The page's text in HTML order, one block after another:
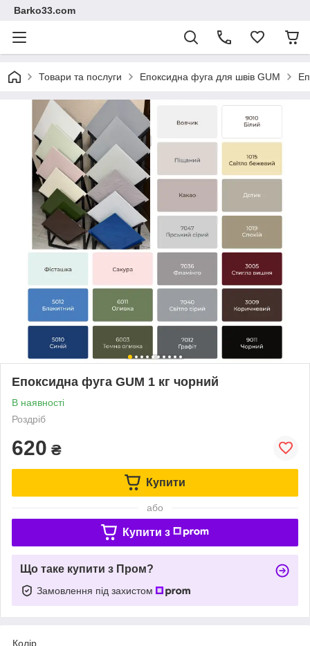
Barko33.com
Товари та послуги Епоксидна фуга для швів GUM
Епоксидна фуга GUM 1 кг чорний
В наявності
Роздріб
620 ₴
Купити
або
Купити з
Що таке купити з Пром?
Замовлення під захистом
Колір